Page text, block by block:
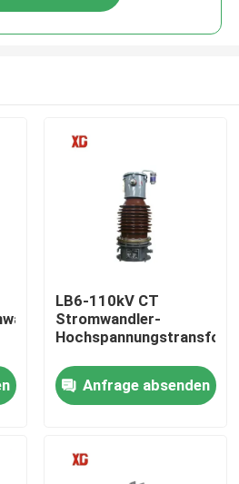
LB6-110kV CT
Stromwandler-
Anfrage absenden